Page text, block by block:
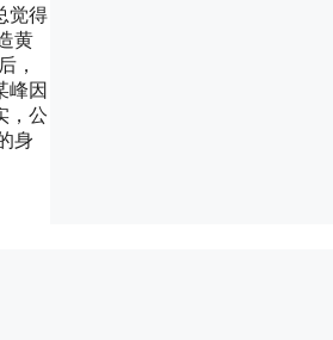
觉得
黄
，
峰因
，公
身